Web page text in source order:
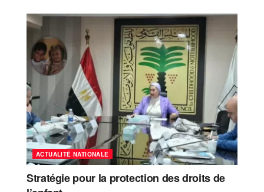
ACTUALITÉ NATIONALE
Stratégie pour la protection des droits de